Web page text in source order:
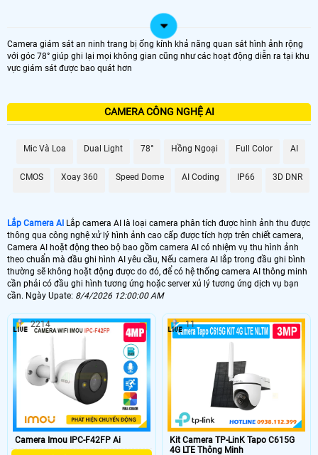
🎎 CHỐNG TRỘM CHUYÊN DỤNG
📍 CAMERA HỒNG NGOẠI 👁 CAMERA 4MP
♋ GIÁ LẮP CAMERA CÓ CÔNG NGHỆ AI
LOẠI CAMERA AI
📶 Lắp Camera AI Wifi 360 Ngoài Trời
2.900.000 VNĐ Camera AI CB8
🌀 Camera AI Chuyên Dụng GIao Thông
57.800,000 VNĐ Camera AI Dùng Giao Thông
🔭 Camera Sola Công Nghệ AI
Camera Báo Động Thông Minh AI
📳 lắp camera AI có nhiều ứng dụng và mỗi công nghệ AI khác nhau và tùy
vào từng nhu cầu sử dụng của công nghê AI được sử dụng phù hợp. với
camera wifi ứng dụng gia đình thông thương chức năng AI chỉ phân tích
báo động chống trộm phù hợp hạn chế báo động giả, với camera wifi xoay
360 độ tích hợp AI thì sẽ theo giỏi đối tượng chuyển động phát ra âm
thanh cảnh báo ngoài ra với một số camera xoay 360 có zoom số thì
Camera giám sát an ninh trang bị ống kính khả năng quan sát hình ảnh rộng
với góc 78° giúp ghi lại mọi không gian cũng như các hoạt động diễn ra tại khu
vực giám sát được bao quát hơn
CAMERA CÔNG NGHỆ AI
Mic Và Loa Dual Light 78° Hồng Ngoại Full Color AI
CMOS Xoay 360 Speed Dome AI Coding IP66 3D DNR
Lắp Camera AI Lắp camera AI là loại camera phân tích được hình ảnh thu được
thông qua công nghệ xử lý hình ảnh cao cấp được tích hợp trên chiết camera,
Camera AI hoặt động theo bộ bao gồm camera AI có nhiệm vụ thu hình ảnh
theo chuẩn mà đầu ghi hình AI yêu cầu, Nếu camera AI lắp trong đầu ghi bình
thường sẽ không hoặt động được do đó, để có hệ thống camera AI thông minh
cần phải có đầu ghi hình tương ứng hoặc server xủ lý tương ứng dịch vụ bạn
cần. Ngày Upate: 8/4/2026 12:00:00 AM
Camera Imou IPC-F42FP Ai
2214
Kit Camera TP-LinK Tapo C615G
4G LTE Thông Minh
11